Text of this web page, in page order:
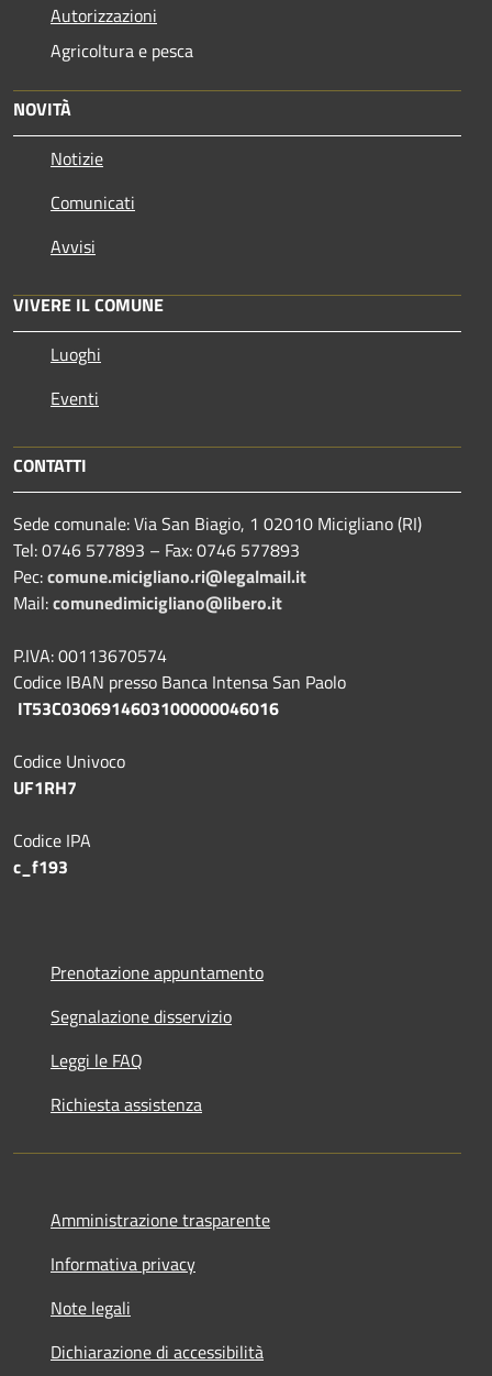
Autorizzazioni
Agricoltura e pesca
NOVITÀ
Notizie
Comunicati
Avvisi
VIVERE IL COMUNE
Luoghi
Eventi
CONTATTI
Sede comunale: Via San Biagio, 1 02010 Micigliano (RI)
Tel: 0746 577893 – Fax: 0746 577893
Pec:comune.micigliano.ri@legalmail.it
Mail:comunedimicigliano@libero.it
P.IVA: 00113670574
Codice IBAN presso Banca Intensa San Paolo
IT53C0306914603100000046016
Codice Univoco
UF1RH7
Codice IPA
c_f193
Prenotazione appuntamento
Segnalazione disservizio
Leggi le FAQ
Richiesta assistenza
Amministrazione trasparente
Informativa privacy
Note legali
Dichiarazione di accessibilità